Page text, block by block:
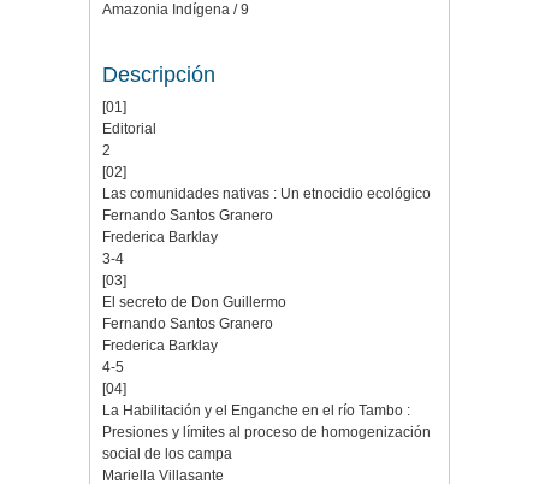
Amazonia Indígena / 9
Descripción
[01]
Editorial
2
[02]
Las comunidades nativas : Un etnocidio ecológico
Fernando Santos Granero
Frederica Barklay
3-4
[03]
El secreto de Don Guillermo
Fernando Santos Granero
Frederica Barklay
4-5
[04]
La Habilitación y el Enganche en el río Tambo :
Presiones y límites al proceso de homogenización
social de los campa
Mariella Villasante